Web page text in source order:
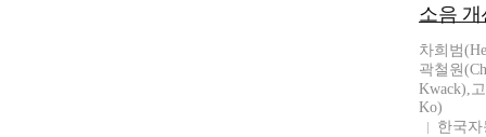
소음 개
차희범
곽철원
Kwack),
Ko)
한국